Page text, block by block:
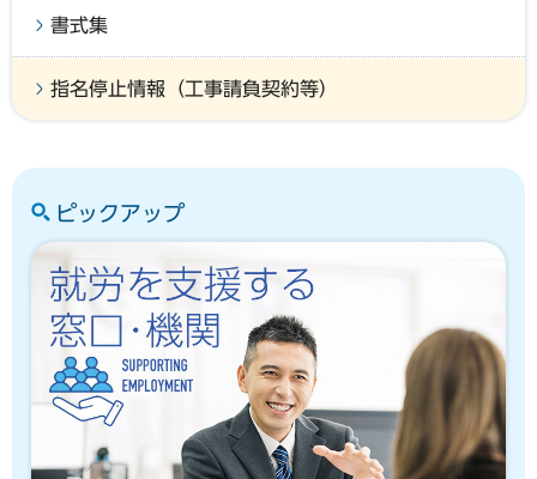
書式集
指名停止情報（工事請負契約等）
ピックアップ